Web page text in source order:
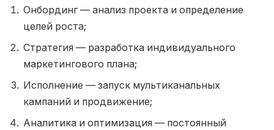
Онбординг — анализ проекта и определение
целей роста;
Стратегия — разработка индивидуального
маркетингового плана;
Исполнение — запуск мультиканальных
кампаний и продвижение;
Аналитика и оптимизация — постоянный